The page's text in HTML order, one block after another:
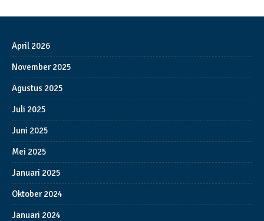
April 2026
November 2025
Agustus 2025
Juli 2025
Juni 2025
Mei 2025
Januari 2025
Oktober 2024
Januari 2024